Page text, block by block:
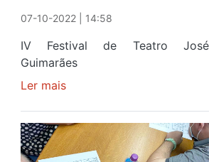
07-10-2022 | 14:58
IV Festival de Teatro José
Guimarães
Ler maissobre
CÉNICA
CONTINUA
A